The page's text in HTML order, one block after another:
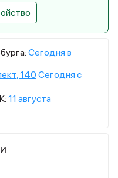
Сегодня в
140 Сегодня с
11 августа